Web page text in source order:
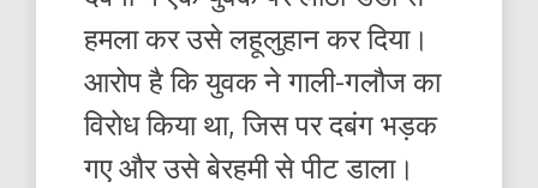
हमला कर उसे लहूलुहान कर दिया।
आरोप है कि युवक ने गाली-गलौज का
विरोध किया था, जिस पर दबंग भड़क
गए और उसे बेरहमी से पीट डाला।